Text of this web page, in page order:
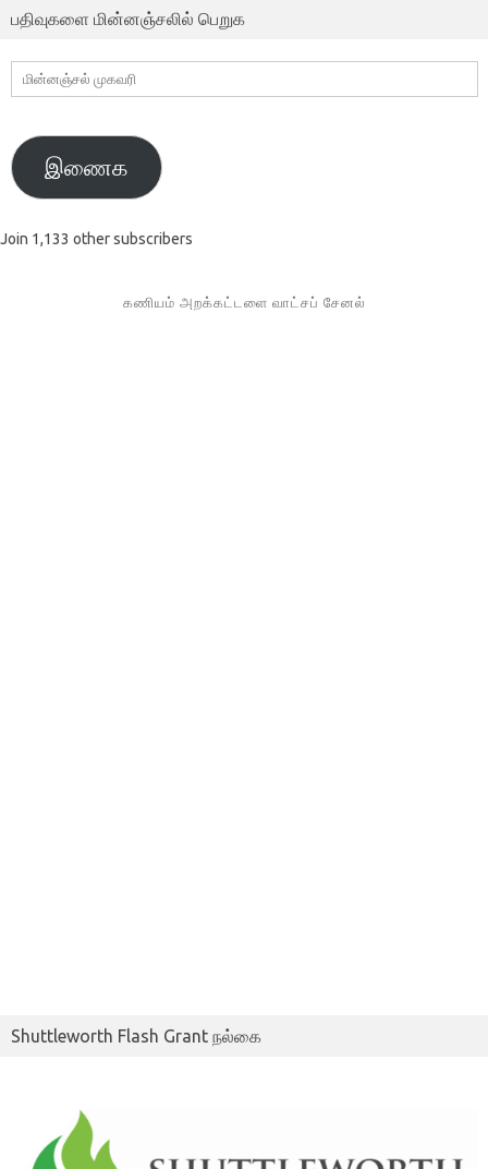
பதிவுகளை மின்னஞ்சலில் பெறுக
மின்னஞ்சல்
முகவரி
இணைக
Join 1,133 other subscribers
கணியம் அறக்கட்டளை வாட்சப் சேனல்
Shuttleworth Flash Grant நல்கை